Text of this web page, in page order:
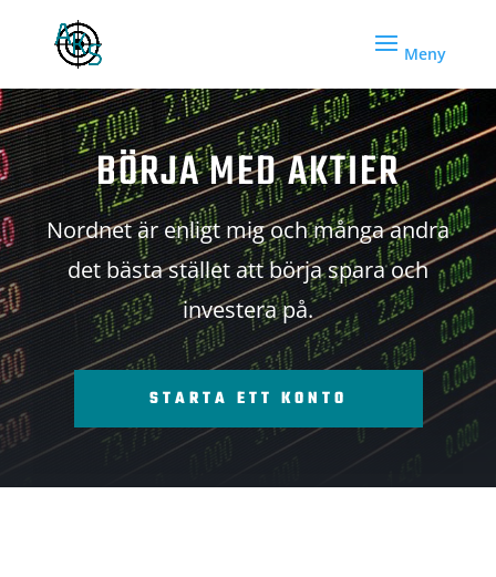
BÖRJA MED AKTIER
Nordnet är enligt mig och många andra
det bästa stället att börja spara och
investera på.
STARTA ETT KONTO